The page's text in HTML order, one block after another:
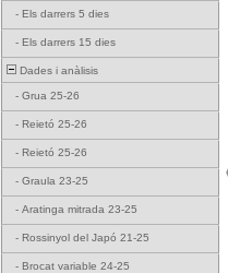
- Els darrers 5 dies
- Els darrers 15 dies
Dades i anàlisis
- Grua 25-26
- Reietó 25-26
- Reietó 25-26
- Graula 23-25
- Aratinga mitrada 23-25
- Rossinyol del Japó 21-25
- Brocat variable 24-25